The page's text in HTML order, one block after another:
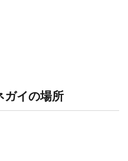
ガイの場所